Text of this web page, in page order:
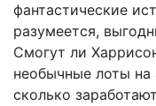
фантастические
разумеется,
Смогут ли
необычные лоты на
сколько